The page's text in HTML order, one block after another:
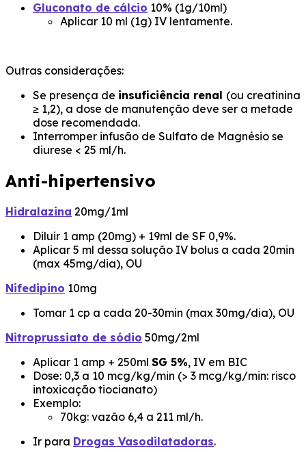
Gluconato de cálcio 10% (1g/10ml)
Aplicar 10 ml (1g) IV lentamente.
Outras considerações:
Se presença de insuficiência renal (ou creatinina
≥ 1,2), a dose de manutenção deve ser a metade
dose recomendada.
Interromper infusão de Sulfato de Magnésio se
diurese < 25 ml/h.
Anti-hipertensivo
Hidralazina 20mg/1ml
Diluir 1 amp (20mg) + 19ml de SF 0,9%.
Aplicar 5 ml dessa solução IV bolus a cada 20min
(max 45mg/dia), OU
Nifedipino 10mg
Tomar 1 cp a cada 20-30min (max 30mg/dia), OU
Nitroprussiato de sódio 50mg/2ml
Aplicar 1 amp + 250ml SG 5%, IV em BIC
Dose: 0,3 a 10 mcg/kg/min (> 3 mcg/kg/min: risco
intoxicação tiocianato)
Exemplo:
70kg: vazão 6,4 a 211 ml/h.
Ir para Drogas Vasodilatadoras.